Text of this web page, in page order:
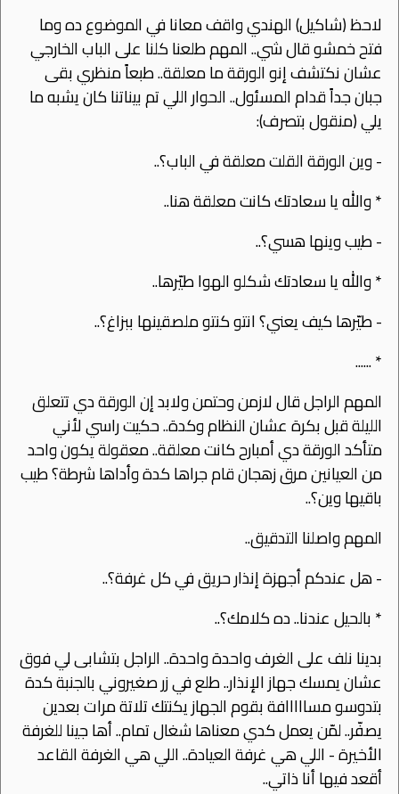
ﻻحظ (شاكيل) الهندي واقف معانا في الموضوع ده وما
فتح خمشو قال شي.. المهم طلعنا كلنا على الباب الخارجي
عشان نكتشف إنو الورقة ما معلقة.. طبعاً منظري بقى
جبان جداً قدام المسئول.. الحوار اللي تم بيناتنا كان يشبه ما
يلي (منقول بتصرف):
- وين الورقة القلت معلقة في الباب؟..
* والله يا سعادتك كانت معلقة هنا..
- طيب وينها هسي؟..
* والله يا سعادتك شكلو الهوا طيّرها..
- طيّرها كيف يعني؟ انتو كنتو ملصقينها ببزاغ؟..
* ......
المهم الراجل قال ﻻزمن وحتمن وﻻبد إن الورقة دي تتعلق
الليلة قبل بكرة عشان النظام وكدة.. حكيت راسي ﻷني
متأكد الورقة دي أمبارح كانت معلقة.. معقولة يكون واحد
من العيانين مرق زهجان قام جراها كدة وأداها شرطة؟ طيب
باقيها وين؟..
المهم واصلنا التدقيق..
- هل عندكم أجهزة إنذار حريق في كل غرفة؟..
* بالحيل عندنا.. ده كلامك؟..
بدينا نلف على الغرف واحدة واحدة.. الراجل بتشابى لي فوق
عشان يمسك جهاز اﻹنذار.. طلع في زر صغيروني بالجنبة كدة
بتدوسو مسااااافة بقوم الجهاز يكنتك تلاتة مرات بعدين
يصفّر.. لمّن يعمل كدي معناها شغال تمام.. أها جينا للغرفة
اﻷخيرة - اللي هي غرفة العيادة.. اللي هي الغرفة القاعد
أقعد فيها أنا ذاتي..